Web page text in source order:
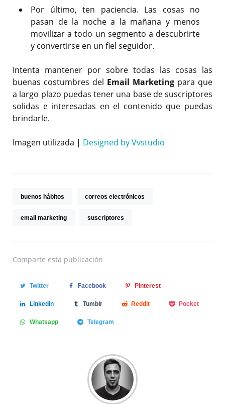
Por último, ten paciencia. Las cosas no
pasan de la noche a la mañana y menos
movilizar a todo un segmento a descubrirte
y convertirse en un fiel seguidor.
Intenta mantener por sobre todas las cosas las
buenas costumbres del Email Marketing para que
a largo plazo puedas tener una base de suscriptores
solidas e interesadas en el contenido que puedas
brindarle.
Imagen utilizada | Designed by Vvstudio
buenos hábitos correos electrónicos
email marketing suscriptores
Comparte esta publicación
Twitter Facebook Pinterest
Linkedin Tumblr Reddit Pocket
Whatsapp Telegram